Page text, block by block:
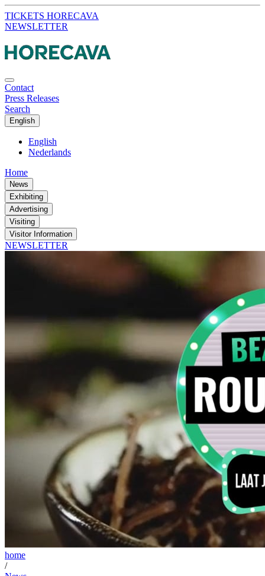
TICKETS HORECAVA
NEWSLETTER
Contact
Press Releases
Search
English
English
Nederlands
Home
News
Exhibiting
Advertising
Visiting
Visitor Information
NEWSLETTER
home
/